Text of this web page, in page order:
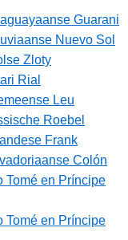
Guarani
Nuevo Sol
Zloty
Rial
Leu
Roebel
Frank
Colón
Tomé en Príncipe
Tomé en Príncipe